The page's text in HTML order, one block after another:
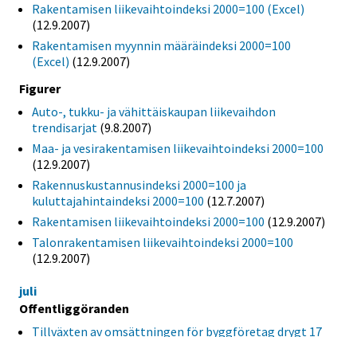
Rakentamisen liikevaihtoindeksi 2000=100 (Excel)
(12.9.2007)
Rakentamisen myynnin määräindeksi 2000=100
(Excel) (12.9.2007)
Figurer
Auto-, tukku- ja vähittäiskaupan liikevaihdon
trendisarjat (9.8.2007)
Maa- ja vesirakentamisen liikevaihtoindeksi 2000=100
(12.9.2007)
Rakennuskustannusindeksi 2000=100 ja
kuluttajahintaindeksi 2000=100 (12.7.2007)
Rakentamisen liikevaihtoindeksi 2000=100 (12.9.2007)
Talonrakentamisen liikevaihtoindeksi 2000=100
(12.9.2007)
juli
Offentliggöranden
Tillväxten av omsättningen för byggföretag drygt 17